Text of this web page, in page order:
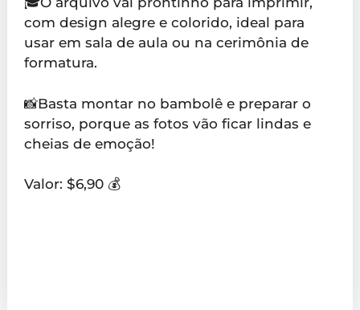
com design alegre e colorido, ideal para
usar em sala de aula ou na cerimônia de
formatura.
📸Basta montar no bambolê e preparar o
sorriso, porque as fotos vão ficar lindas e
cheias de emoção!
Valor: $6,90 💰